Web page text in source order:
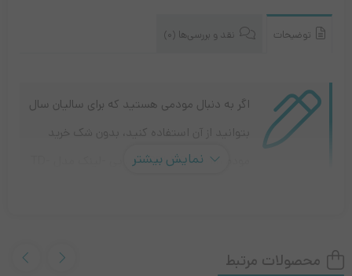
لینک
W9960
توضیحات نقد و بررسی‌ها (0)
اگر به دنبال مودمی هستید که برای سالیان سال
بتوانید از آن استفاده کنید، بدون شک خرید
مودم تی پی لینک TP-LINK TD-
نمایش بیشتر
محصولات مرتبط